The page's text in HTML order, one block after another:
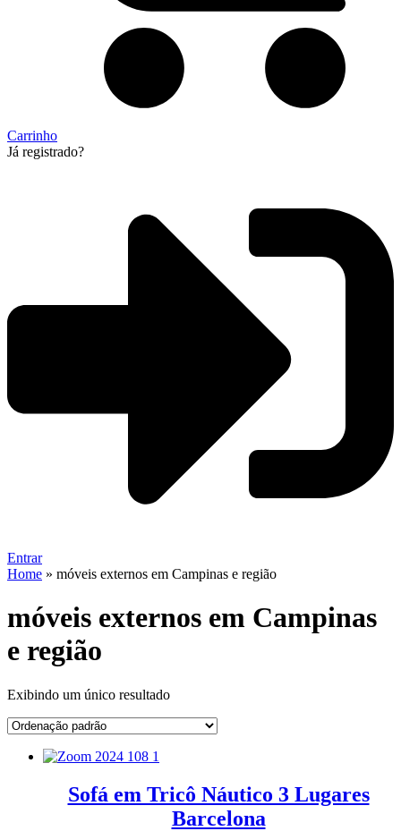
Carrinho
Já registrado?
Entrar
Home » móveis externos em Campinas e região
móveis externos em Campinas
e região
Exibindo um único resultado
Sofá em Tricô Náutico 3 Lugares
Barcelona